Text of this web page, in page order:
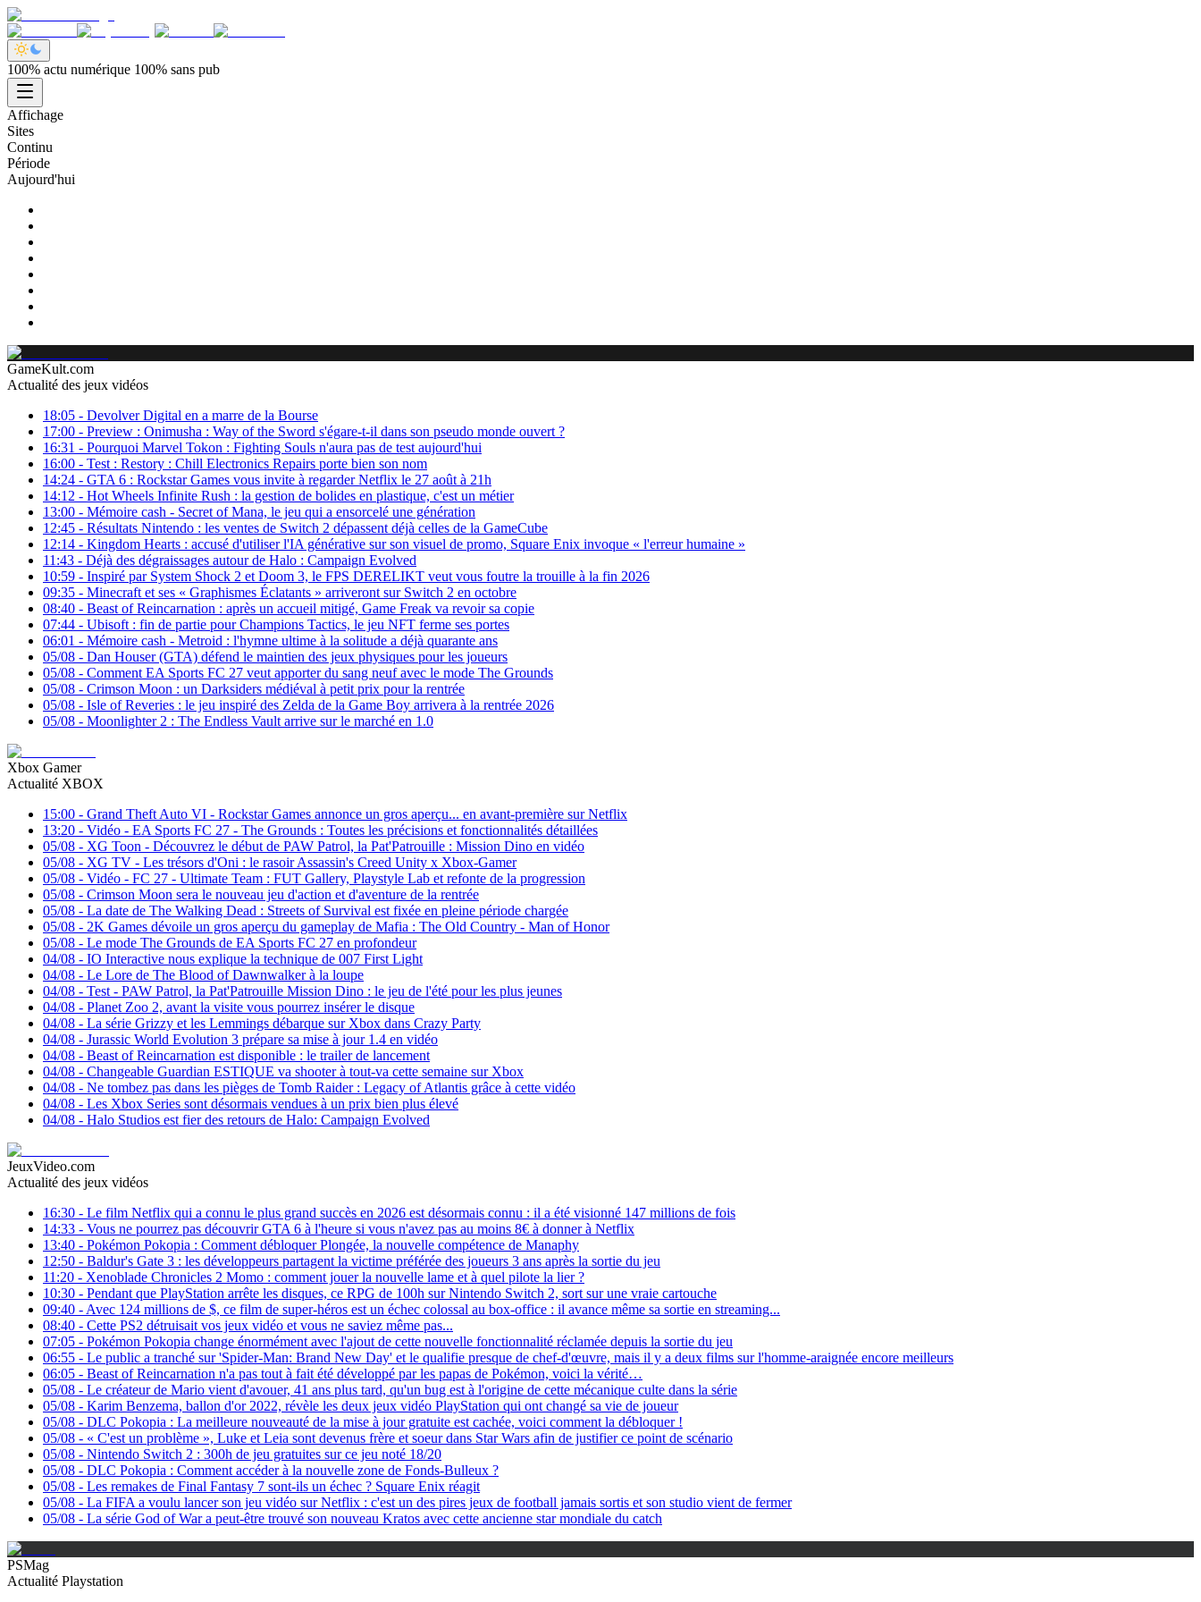
100% actu numérique 100% sans pub
Affichage
Sites
Continu
Période
Aujourd'hui
GameKult.com
Actualité des jeux vidéos
18:05 - Devolver Digital en a marre de la Bourse
17:00 - Preview : Onimusha : Way of the Sword s'égare-t-il dans son pseudo monde ouvert ?
16:31 - Pourquoi Marvel Tokon : Fighting Souls n'aura pas de test aujourd'hui
16:00 - Test : Restory : Chill Electronics Repairs porte bien son nom
14:24 - GTA 6 : Rockstar Games vous invite à regarder Netflix le 27 août à 21h
14:12 - Hot Wheels Infinite Rush : la gestion de bolides en plastique, c'est un métier
13:00 - Mémoire cash - Secret of Mana, le jeu qui a ensorcelé une génération
12:45 - Résultats Nintendo : les ventes de Switch 2 dépassent déjà celles de la GameCube
12:14 - Kingdom Hearts : accusé d'utiliser l'IA générative sur son visuel de promo, Square Enix invoque « l'erreur humaine »
11:43 - Déjà des dégraissages autour de Halo : Campaign Evolved
10:59 - Inspiré par System Shock 2 et Doom 3, le FPS DERELIKT veut vous foutre la trouille à la fin 2026
09:35 - Minecraft et ses « Graphismes Éclatants » arriveront sur Switch 2 en octobre
08:40 - Beast of Reincarnation : après un accueil mitigé, Game Freak va revoir sa copie
07:44 - Ubisoft : fin de partie pour Champions Tactics, le jeu NFT ferme ses portes
06:01 - Mémoire cash - Metroid : l'hymne ultime à la solitude a déjà quarante ans
05/08 - Dan Houser (GTA) défend le maintien des jeux physiques pour les joueurs
05/08 - Comment EA Sports FC 27 veut apporter du sang neuf avec le mode The Grounds
05/08 - Crimson Moon : un Darksiders médiéval à petit prix pour la rentrée
05/08 - Isle of Reveries : le jeu inspiré des Zelda de la Game Boy arrivera à la rentrée 2026
05/08 - Moonlighter 2 : The Endless Vault arrive sur le marché en 1.0
Xbox Gamer
Actualité XBOX
15:00 - Grand Theft Auto VI - Rockstar Games annonce un gros aperçu... en avant-première sur Netflix
13:20 - Vidéo - EA Sports FC 27 - The Grounds : Toutes les précisions et fonctionnalités détaillées
05/08 - XG Toon - Découvrez le début de PAW Patrol, la Pat'Patrouille : Mission Dino en vidéo
05/08 - XG TV - Les trésors d'Oni : le rasoir Assassin's Creed Unity x Xbox-Gamer
05/08 - Vidéo - FC 27 - Ultimate Team : FUT Gallery, Playstyle Lab et refonte de la progression
05/08 - Crimson Moon sera le nouveau jeu d'action et d'aventure de la rentrée
05/08 - La date de The Walking Dead : Streets of Survival est fixée en pleine période chargée
05/08 - 2K Games dévoile un gros aperçu du gameplay de Mafia : The Old Country - Man of Honor
05/08 - Le mode The Grounds de EA Sports FC 27 en profondeur
04/08 - IO Interactive nous explique la technique de 007 First Light
04/08 - Le Lore de The Blood of Dawnwalker à la loupe
04/08 - Test - PAW Patrol, la Pat'Patrouille Mission Dino : le jeu de l'été pour les plus jeunes
04/08 - Planet Zoo 2, avant la visite vous pourrez insérer le disque
04/08 - La série Grizzy et les Lemmings débarque sur Xbox dans Crazy Party
04/08 - Jurassic World Evolution 3 prépare sa mise à jour 1.4 en vidéo
04/08 - Beast of Reincarnation est disponible : le trailer de lancement
04/08 - Changeable Guardian ESTIQUE va shooter à tout-va cette semaine sur Xbox
04/08 - Ne tombez pas dans les pièges de Tomb Raider : Legacy of Atlantis grâce à cette vidéo
04/08 - Les Xbox Series sont désormais vendues à un prix bien plus élevé
04/08 - Halo Studios est fier des retours de Halo: Campaign Evolved
JeuxVideo.com
Actualité des jeux vidéos
16:30 - Le film Netflix qui a connu le plus grand succès en 2026 est désormais connu : il a été visionné 147 millions de fois
14:33 - Vous ne pourrez pas découvrir GTA 6 à l'heure si vous n'avez pas au moins 8€ à donner à Netflix
13:40 - Pokémon Pokopia : Comment débloquer Plongée, la nouvelle compétence de Manaphy
12:50 - Baldur's Gate 3 : les développeurs partagent la victime préférée des joueurs 3 ans après la sortie du jeu
11:20 - Xenoblade Chronicles 2 Momo : comment jouer la nouvelle lame et à quel pilote la lier ?
10:30 - Pendant que PlayStation arrête les disques, ce RPG de 100h sur Nintendo Switch 2, sort sur une vraie cartouche
09:40 - Avec 124 millions de $, ce film de super-héros est un échec colossal au box-office : il avance même sa sortie en streaming...
08:40 - Cette PS2 détruisait vos jeux vidéo et vous ne saviez même pas...
07:05 - Pokémon Pokopia change énormément avec l'ajout de cette nouvelle fonctionnalité réclamée depuis la sortie du jeu
06:55 - Le public a tranché sur 'Spider-Man: Brand New Day' et le qualifie presque de chef-d'œuvre, mais il y a deux films sur l'homme-araignée encore meilleurs
06:05 - Beast of Reincarnation n'a pas tout à fait été développé par les papas de Pokémon, voici la vérité…
05/08 - Le créateur de Mario vient d'avouer, 41 ans plus tard, qu'un bug est à l'origine de cette mécanique culte dans la série
05/08 - Karim Benzema, ballon d'or 2022, révèle les deux jeux vidéo PlayStation qui ont changé sa vie de joueur
05/08 - DLC Pokopia : La meilleure nouveauté de la mise à jour gratuite est cachée, voici comment la débloquer !
05/08 - « C'est un problème », Luke et Leia sont devenus frère et soeur dans Star Wars afin de justifier ce point de scénario
05/08 - Nintendo Switch 2 : 300h de jeu gratuites sur ce jeu noté 18/20
05/08 - DLC Pokopia : Comment accéder à la nouvelle zone de Fonds-Bulleux ?
05/08 - Les remakes de Final Fantasy 7 sont-ils un échec ? Square Enix réagit
05/08 - La FIFA a voulu lancer son jeu vidéo sur Netflix : c'est un des pires jeux de football jamais sortis et son studio vient de fermer
05/08 - La série God of War a peut-être trouvé son nouveau Kratos avec cette ancienne star mondiale du catch
PSMag
Actualité Playstation